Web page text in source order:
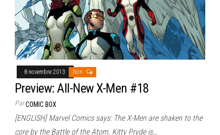
8 novembre 2013 Non
Preview: All-New X-Men #18
ParCOMIC BOX
[ENGLISH] Marvel Comics says: The X-Men are shaken to the
core by the Battle of the Atom. Kitty Pryde is…